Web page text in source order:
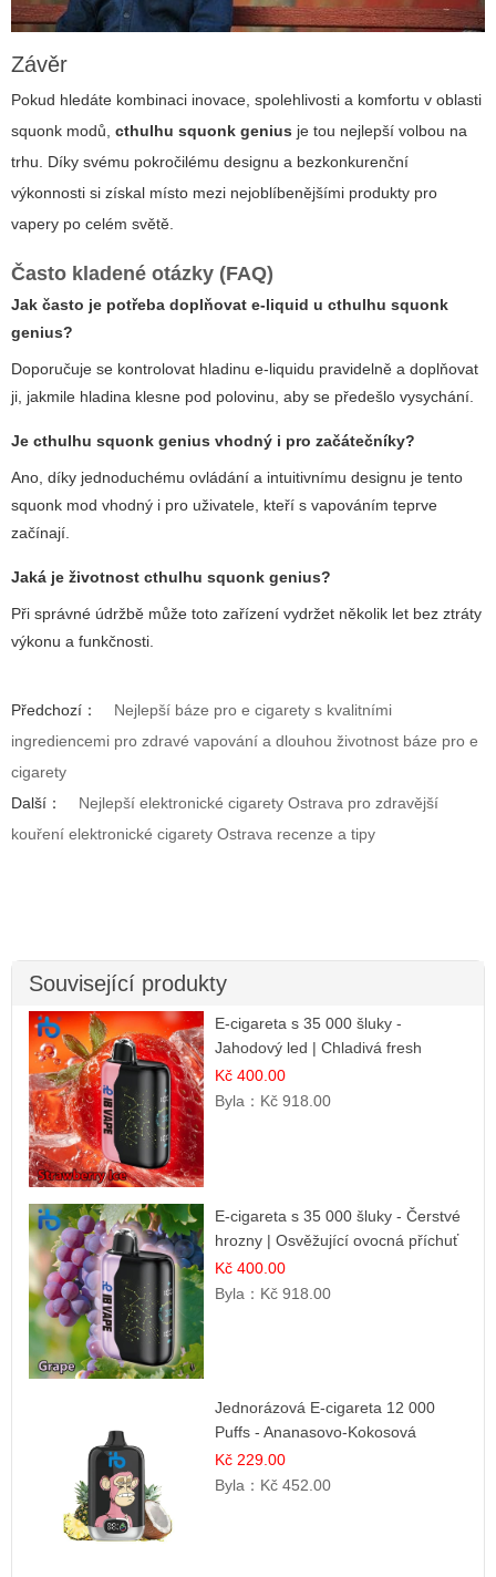
Závěr
Pokud hledáte kombinaci inovace, spolehlivosti a komfortu v oblasti
squonk modů, cthulhu squonk genius je tou nejlepší volbou na
trhu. Díky svému pokročilému designu a bezkonkurenční
výkonnosti si získal místo mezi nejoblíbenějšími produkty pro
vapery po celém světě.
Často kladené otázky (FAQ)
Jak často je potřeba doplňovat e-liquid u cthulhu squonk
genius?
Doporučuje se kontrolovat hladinu e-liquidu pravidelně a doplňovat
ji, jakmile hladina klesne pod polovinu, aby se předešlo vysychání.
Je cthulhu squonk genius vhodný i pro začátečníky?
Ano, díky jednoduchému ovládání a intuitivnímu designu je tento
squonk mod vhodný i pro uživatele, kteří s vapováním teprve
začínají.
Jaká je životnost cthulhu squonk genius?
Při správné údržbě může toto zařízení vydržet několik let bez ztráty
výkonu a funkčnosti.
Předchozí：
Nejlepší báze pro e cigarety s kvalitními
ingrediencemi pro zdravé vapování a dlouhou životnost báze pro e
cigarety
Další：
Nejlepší elektronické cigarety Ostrava pro zdravější
kouření elektronické cigarety Ostrava recenze a tipy
Související produkty
E-cigareta s 35 000 šluky -
Jahodový led | Chladivá fresh
příchuť
Kč 400.00
Byla： Kč 918.00
E-cigareta s 35 000 šluky - Čerstvé
hrozny | Osvěžující ovocná příchuť
Kč 400.00
Byla： Kč 918.00
Jednorázová E-cigareta 12 000
Puffs - Ananasovo-Kokosová
Zmrzlina | Tropický dezert
Kč 229.00
Byla： Kč 452.00